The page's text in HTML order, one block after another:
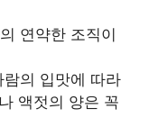
연약한 조직이
의 입맛에 따라
액젓의 양은 꼭